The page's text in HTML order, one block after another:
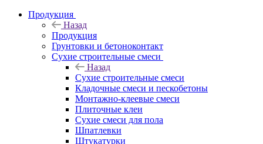
Продукция
Назад
Продукция
Грунтовки и бетоноконтакт
Сухие строительные смеси
Назад
Сухие строительные смеси
Кладочные смеси и пескобетоны
Монтажно-клеевые смеси
Плиточные клеи
Сухие смеси для пола
Шпатлевки
Штукатурки